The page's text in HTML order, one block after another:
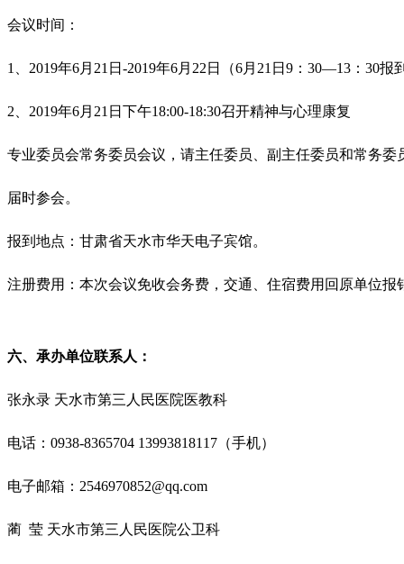
会议时间：
1、2019年6月21日-2019年6月22日（6月21日9：30—13：30
2、2019年6月21日下午18:00-18:30召开精神与心理康复
专业委员会常务委员会议，请主任委员、副主任委员和常务委
届时参会。
报到地点：甘肃省天水市华天电子宾馆。
注册费用：本次会议免收会务费，交通、住宿费用回原单位报
六、承办单位联系人：
张永录 天水市第三人民医院医教科
电话：0938-8365704 13993818117（手机）
电子邮箱： 2546970852@qq.com
蔺 莹 天水市第三人民医院公卫科